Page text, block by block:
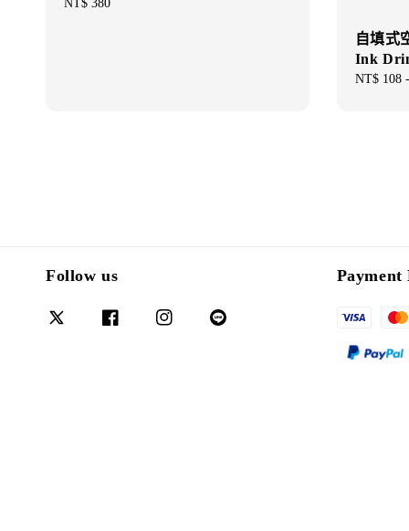
Regular
NT$ 380
自填式
Ink
Sale
NT$ 108
Follow us Payment